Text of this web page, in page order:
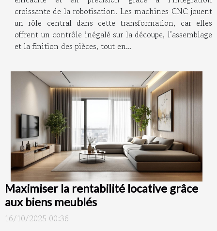
croissante de la robotisation. Les machines CNC jouent
un rôle central dans cette transformation, car elles
offrent un contrôle inégalé sur la découpe, l’assemblage
et la finition des pièces, tout en...
Maximiser la rentabilité locative grâce
aux biens meublés
16/10/2025 00:36